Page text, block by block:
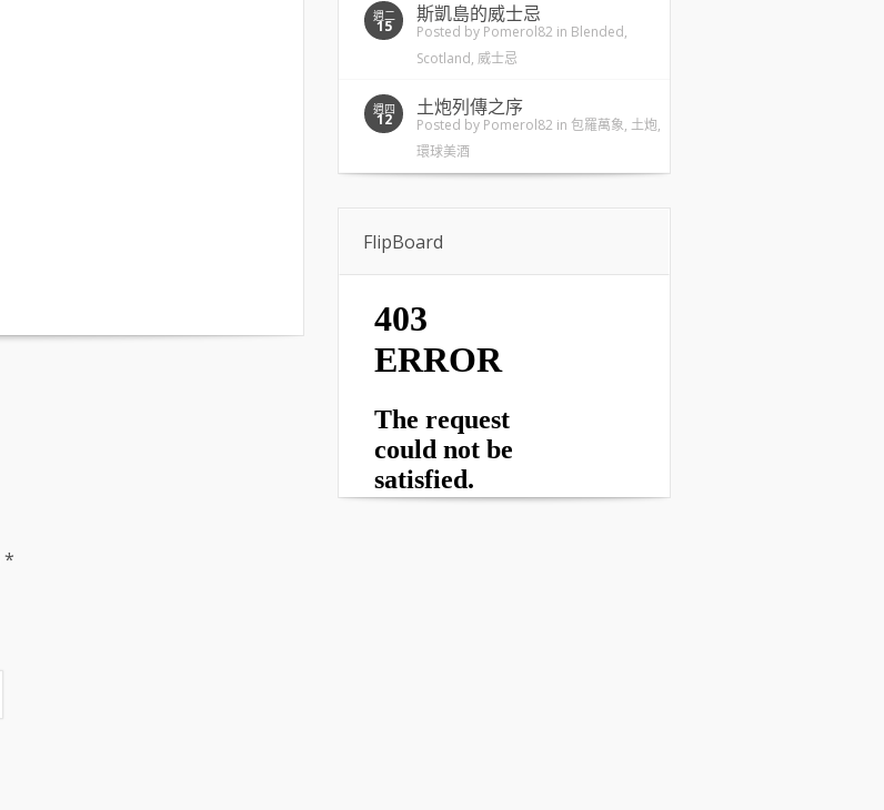
*
週二
15
斯凱島的威士忌
Posted by Pomerol82 in Blended,
Scotland, 威士忌
週四
12
土炮列傳之序
Posted by Pomerol82 in 包羅萬象, 土炮,
環球美酒
FlipBoard